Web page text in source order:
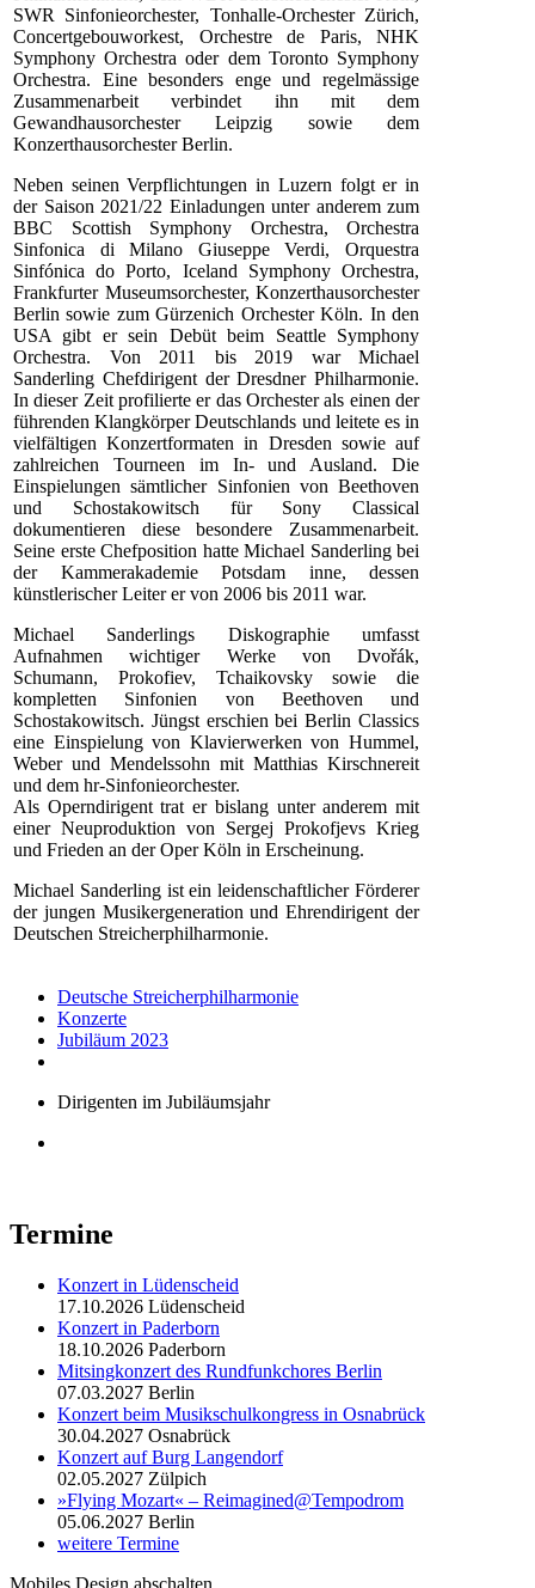
SWR Sinfonieorchester, Tonhalle-Orchester Zürich,
Concertgebouworkest, Orchestre de Paris, NHK
Symphony Orchestra oder dem Toronto Symphony
Orchestra. Eine besonders enge und regelmässige
Zusammenarbeit verbindet ihn mit dem
Gewandhausorchester Leipzig sowie dem
Konzerthausorchester Berlin.
Neben seinen Verpflichtungen in Luzern folgt er in
der Saison 2021/22 Einladungen unter anderem zum
BBC Scottish Symphony Orchestra, Orchestra
Sinfonica di Milano Giuseppe Verdi, Orquestra
Sinfónica do Porto, Iceland Symphony Orchestra,
Frankfurter Museumsorchester, Konzerthausorchester
Berlin sowie zum Gürzenich Orchester Köln. In den
USA gibt er sein Debüt beim Seattle Symphony
Orchestra. Von 2011 bis 2019 war Michael
Sanderling Chefdirigent der Dresdner Philharmonie.
In dieser Zeit profilierte er das Orchester als einen der
führenden Klangkörper Deutschlands und leitete es in
vielfältigen Konzertformaten in Dresden sowie auf
zahlreichen Tourneen im In- und Ausland. Die
Einspielungen sämtlicher Sinfonien von Beethoven
und Schostakowitsch für Sony Classical
dokumentieren diese besondere Zusammenarbeit.
Seine erste Chefposition hatte Michael Sanderling bei
der Kammerakademie Potsdam inne, dessen
künstlerischer Leiter er von 2006 bis 2011 war.
Michael Sanderlings Diskographie umfasst
Aufnahmen wichtiger Werke von Dvořák,
Schumann, Prokofiev, Tchaikovsky sowie die
kompletten Sinfonien von Beethoven und
Schostakowitsch. Jüngst erschien bei Berlin Classics
eine Einspielung von Klavierwerken von Hummel,
Weber und Mendelssohn mit Matthias Kirschnereit
und dem hr-Sinfonieorchester.
Als Operndirigent trat er bislang unter anderem mit
einer Neuproduktion von Sergej Prokofjevs Krieg
und Frieden an der Oper Köln in Erscheinung.
Michael Sanderling ist ein leidenschaftlicher Förderer
der jungen Musikergeneration und Ehrendirigent der
Deutschen Streicherphilharmonie.
Deutsche Streicherphilharmonie
Konzerte
Jubiläum 2023
Dirigenten im Jubiläumsjahr
Termine
Konzert in Lüdenscheid
17.10.2026 Lüdenscheid
Konzert in Paderborn
18.10.2026 Paderborn
Mitsingkonzert des Rundfunkchores Berlin
07.03.2027 Berlin
Konzert beim Musikschulkongress in Osnabrück
30.04.2027 Osnabrück
Konzert auf Burg Langendorf
02.05.2027 Zülpich
»Flying Mozart« – Reimagined@Tempodrom
05.06.2027 Berlin
weitere Termine
Mobiles Design abschalten